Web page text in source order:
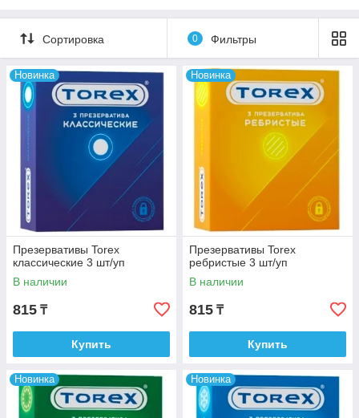
Смазка – гипоаллергенный силикон
европейского производства. Готовая продукция
подвергается многоуровневому контролю
качества. Специальная упаковка оберегает
презервативы от воздействия негативных
факторов (воздуха и света) в течение всего
срока годности.
В настоящее время
» идёт по пути
повышения экологичности продукции и
планомерно отказывается от использования в
упаковке полимерной слюды.
Срок годности - 5 лет.
Сортировка 0 Фильтры
Новинка
Презервативы Torex
классические 3 шт/уп
В наличии
815 ₸
Купить
Новинка
Презервативы Torex
ребристые 3 шт/уп
В наличии
815 ₸
Купить
Новинка Новинка